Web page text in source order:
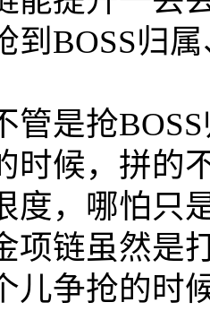
到BOSS归
管是抢
时候，拼的
度，哪怕只
项链虽然是
儿争抢的时